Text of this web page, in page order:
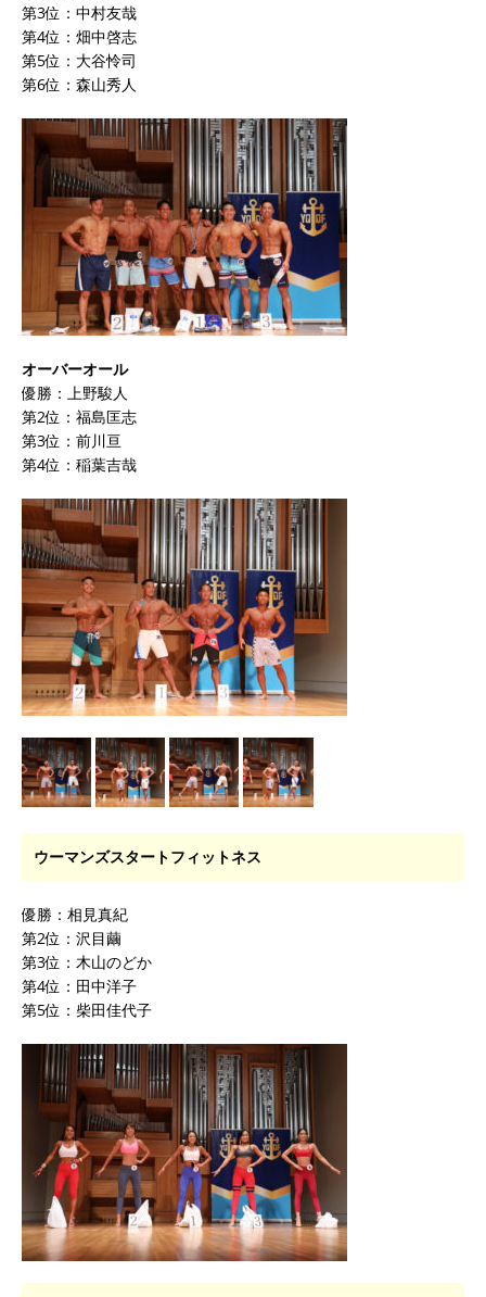
第3位：中村友哉
第4位：畑中啓志
第5位：大谷怜司
第6位：森山秀人
オーバーオール
優勝：上野駿人
第2位：福島匡志
第3位：前川亘
第4位：稲葉吉哉
ウーマンズスタートフィットネス
優勝：相見真紀
第2位：沢目繭
第3位：木山のどか
第4位：田中洋子
第5位：柴田佳代子